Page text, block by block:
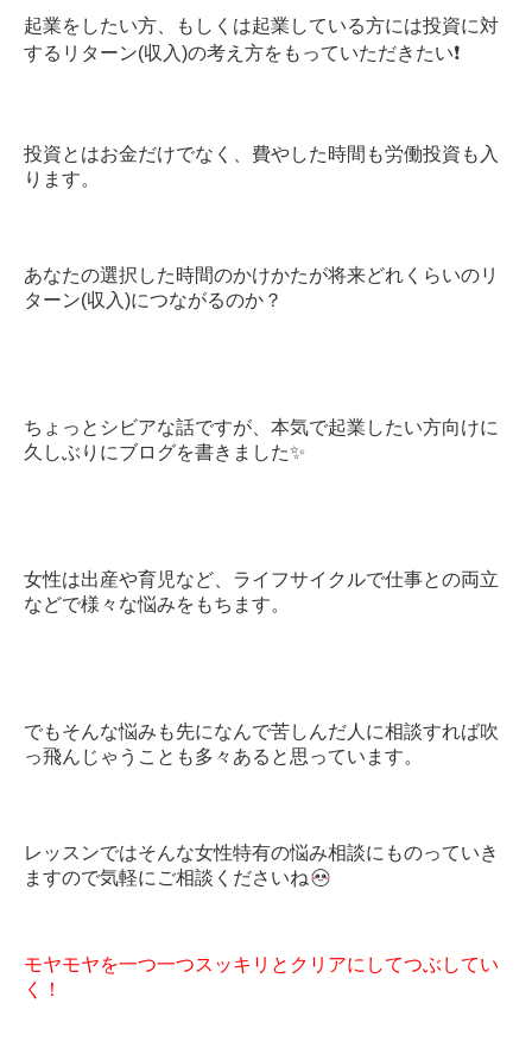
起業をしたい方、もしくは起業している方には投資に対
するリターン(収入)の考え方をもっていただきたい❗️
投資とはお金だけでなく、費やした時間も労働投資も入
ります。
あなたの選択した時間のかけかたが将来どれくらいのリ
ターン(収入)につながるのか？
ちょっとシビアな話ですが、本気で起業したい方向けに
久しぶりにブログを書きました✨
女性は出産や育児など、ライフサイクルで仕事との両立
などで様々な悩みをもちます。
でもそんな悩みも先になんで苦しんだ人に相談すれば吹
っ飛んじゃうことも多々あると思っています。
レッスンではそんな女性特有の悩み相談にものっていき
ますので気軽にご相談くださいね
モヤモヤを一つ一つスッキリとクリアにしてつぶしてい
く！